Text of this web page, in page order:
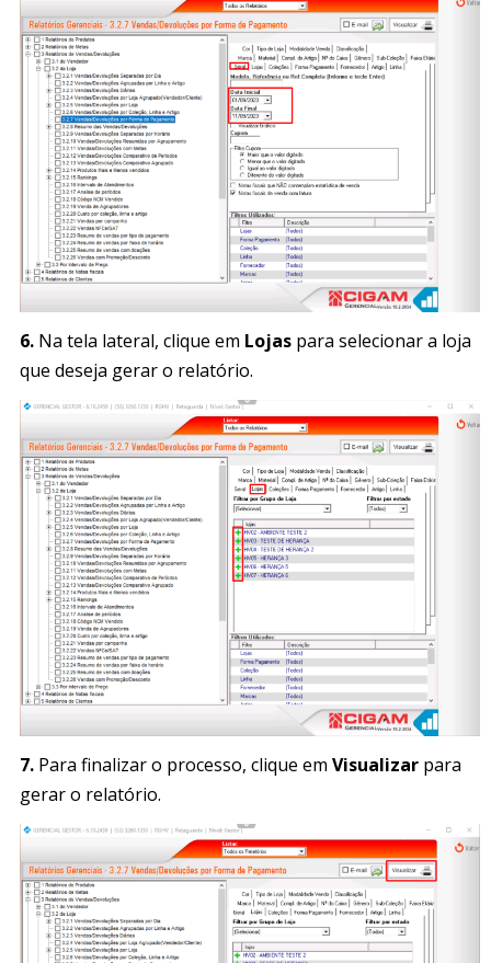
6. Na tela lateral, clique em Lojas para selecionar a loja
que deseja gerar o relatório.
7. Para finalizar o processo, clique em Visualizar para
gerar o relatório.